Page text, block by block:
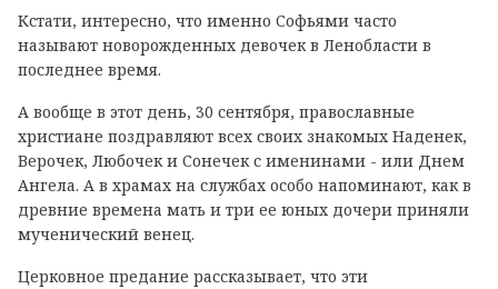
Кстати, интересно, что именно Софьями часто
называют новорожденных девочек в Ленобласти в
последнее время.
А вообще в этот день, 30 сентября, православные
христиане поздравляют всех своих знакомых Наденек,
Верочек, Любочек и Сонечек с именинами - или Днем
Ангела. А в храмах на службах особо напоминают, как в
древние времена мать и три ее юных дочери приняли
мученический венец.
Церковное предание рассказывает, что эти